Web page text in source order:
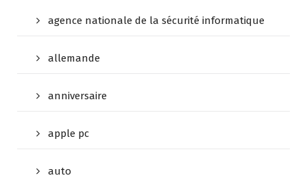
agence nationale de la sécurité informatique
allemande
anniversaire
apple pc
auto